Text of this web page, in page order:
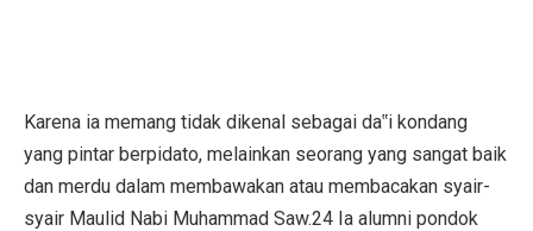
Karena ia memang tidak dikenal sebagai da‟i kondang
yang pintar berpidato, melainkan seorang yang sangat baik
dan merdu dalam membawakan atau membacakan syair-
syair Maulid Nabi Muhammad Saw.24 Ia alumni pondok